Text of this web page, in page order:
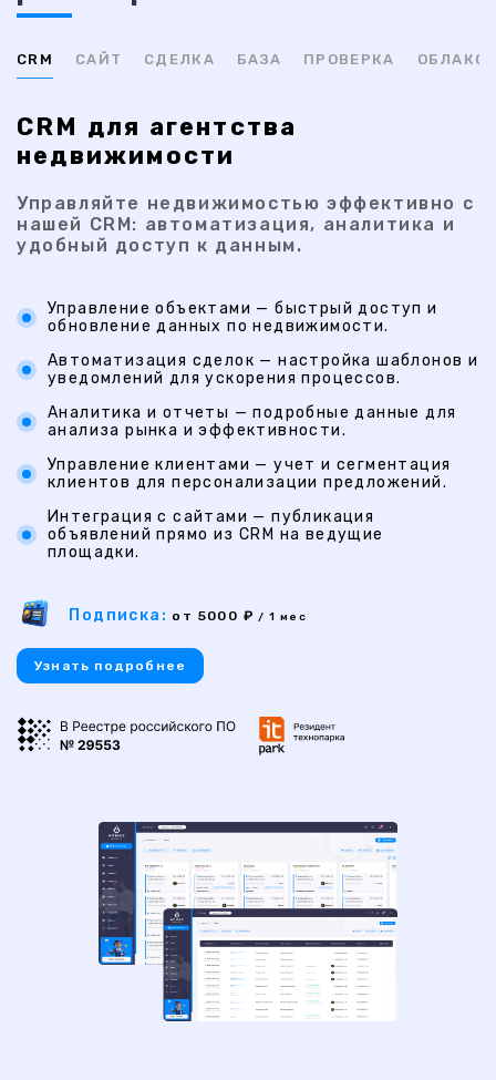
CRM САЙТ СДЕЛКА БАЗА ПРОВЕРКА ОБЛАКО
CRM для агентства
недвижимости
Управляйте недвижимостью эффективно с
нашей CRM: автоматизация, аналитика и
удобный доступ к данным.
Управление объектами — быстрый доступ и
обновление данных по недвижимости.
Автоматизация сделок — настройка шаблонов и
уведомлений для ускорения процессов.
Аналитика и отчеты — подробные данные для
анализа рынка и эффективности.
Управление клиентами — учет и сегментация
клиентов для персонализации предложений.
Интеграция с сайтами — публикация
объявлений прямо из CRM на ведущие
площадки.
Подписка: от 5000 ₽ / 1 мес
Узнать подробнее